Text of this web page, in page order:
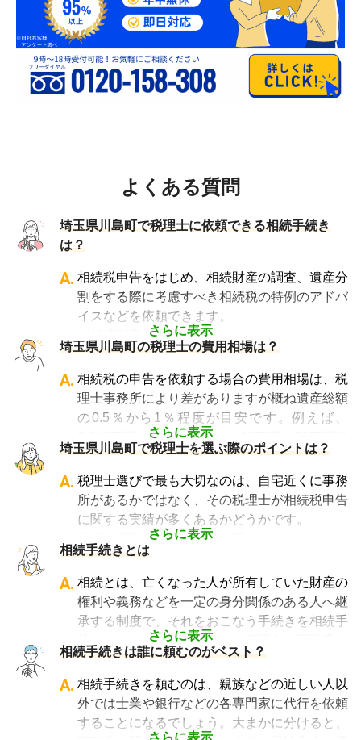
よくある質問
埼玉県川島町で税理士に依頼できる相続手続き
は？
さらに表示
A. 相続税申告をはじめ、相続財産の調査、遺産分
割をする際に考慮すべき相続税の特例のアドバ
イスなどを依頼できます。
・相続財産の調査
・特例等を適用した申告の遺産分割協議書の作
成
・相続税の申告や準確定申告
埼玉県川島町の税理士の費用相場は？
さらに表示
A. 相続税の申告を依頼する場合の費用相場は、税
理士事務所により差がありますが概ね遺産総額
の0.5％から1％程度が目安です。例えば、
5,000万円の遺産であれば、25万円～50万円程
度が目安となります。
相談料については、初回のみ無料・30分以内
無料・30分から1時間あたり数千円の費用がか
かる、などさまざまです。
なお相続税の申告期限ギリギリに依頼をする
と、特急料金が上乗せされるため、注意が必要
です。
「相続費用見積ガイド」では、 相続税申告に強
い税理士に、無料で一括見積依頼が可能です 。
ご自身の状況ではいくら費用がかかるのか、ま
ずは見積を取り寄せてみましょう。
埼玉県川島町で税理士を選ぶ際のポイントは？
さらに表示
A. 税理士選びで最も大切なのは、自宅近くに事務
所があるかではなく、その税理士が相続税申告
に関する実績が多くあるかどうかです。
相続は税理士試験の必修科目でないことから、
資格試験を取る時に選択していない税理士にと
っては全くの専門外となります。
そのため相続税を専門に扱う税理士事務所や、
相続税申告の経験が豊富な税理士事務所を選ぶ
ことが、節税の面でもスムーズな手続きの面で
も大変重要になります。
なお、自宅から離れた場所にある事務所であっ
ても、相続税申告の対応は可能です。
「相続費用見積ガイド」では、相続税申告に強
い税理士を多数掲載しており、無料で一括見積
相続手続きとは
さらに表示
A. 相続とは、亡くなった人が所有していた財産の
権利や義務などを一定の身分関係のある人へ継
承する制度で、それをおこなう手続きを相続手
続きといいます。具体的には預貯金や不動産、
借金なども含めた亡くなった人の財産を配偶者
や子どもなどの相続人に引き継ぐ手続きのこと
です。相続手続きが大変と言われるのは、その
複雑さや手続きの多さにあります。加えて役所
や銀行などに出向くことも多いことから時間も
相続手続きは誰に頼むのがベスト？
さらに表示
A. 相続手続きを頼むのは、親族などの近しい人以
外では士業や銀行などの各専門家に代行を依頼
することになるでしょう。大まかに分けると、